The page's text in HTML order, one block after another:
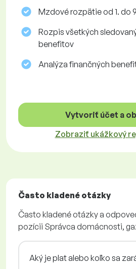
Mzdové rozpätie od 1. do
Rozpis všetkých
benefitov
Analýza finančných
Vytvoriť účet a
Zobraziť ukážkový
Často kladené otázky
Často kladené otázky a
pozícii Správca domácnosti,
Aký je plat alebo koľko sa